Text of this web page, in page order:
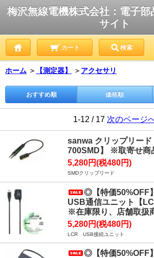
梅沢無線電機株式会社：電子部
サイト
カート 検索
ホーム ＞ 【測定器】 ＞ アクセサリ
おすすめ順 価格順
1-12 / 17 次のページ
sanwa クリップリード
700SMD】 ※取寄せ商
5,280円(税480円)
SMDクリップリード
◎【特価50%OFF
USB通信ユニット【
※在庫限り、店舗取扱
5,280円(税480円)
LCR USB接続ユニット
◎【特価50%OFF